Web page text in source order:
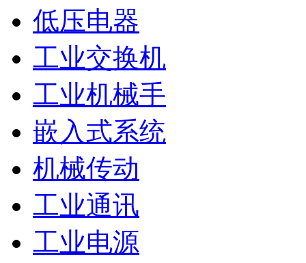
低压电器
工业交换机
工业机械手
嵌入式系统
机械传动
工业通讯
工业电源